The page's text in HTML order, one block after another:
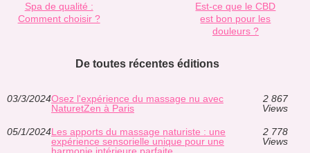
Spa de qualité :
Comment choisir ?
Est-ce que le CBD
est bon pour les
douleurs ?
De toutes récentes éditions
03/3/2024Osez l'expérience du massage nu avec
NaturetZen à Paris
2 867
Views
05/1/2024Les apports du massage naturiste : une
expérience sensorielle unique pour une
harmonie intérieure parfaite
2 778
Views